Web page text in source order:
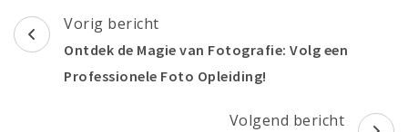
Berichtnavigatie
Vorig bericht
Ontdek de Magie van Fotografie: Volg een
Professionele Foto Opleiding!
Volgend bericht